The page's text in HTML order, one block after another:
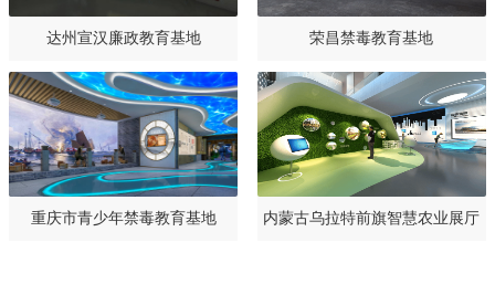
达州宣汉廉政教育基地 荣昌禁毒教育基地
重庆市青少年禁毒教育基地 内蒙古乌拉特前旗智慧农业展厅